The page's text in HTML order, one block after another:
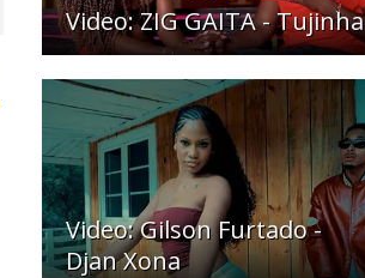
Video: ZIG GAITA - Tujinha
Video: Gilson Furtado -
Djan Xona